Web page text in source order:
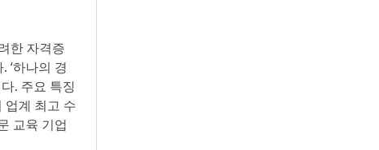
한 자격증
‘하나의 경
. 주요 특징
계 최고 수
교육 기업